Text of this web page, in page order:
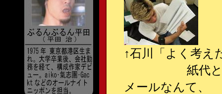
↑石川「よく考え
紙代とイン
メールなんて、